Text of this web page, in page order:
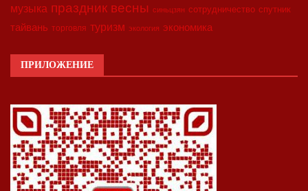
музыка праздник весны синьцзян сотрудничество спутник
тайвань торговля туризм экология экономика
ПРИЛОЖЕНИЕ